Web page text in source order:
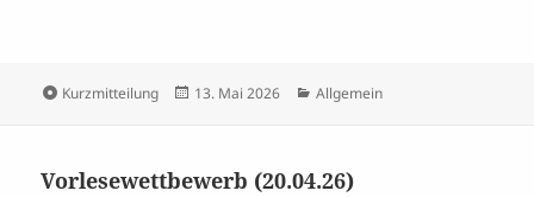
Format
Kurzmitteilung
Veröffentlicht
13. Mai 2026 Kategorien
Allgemein
Vorlesewettbewerb (20.04.26)